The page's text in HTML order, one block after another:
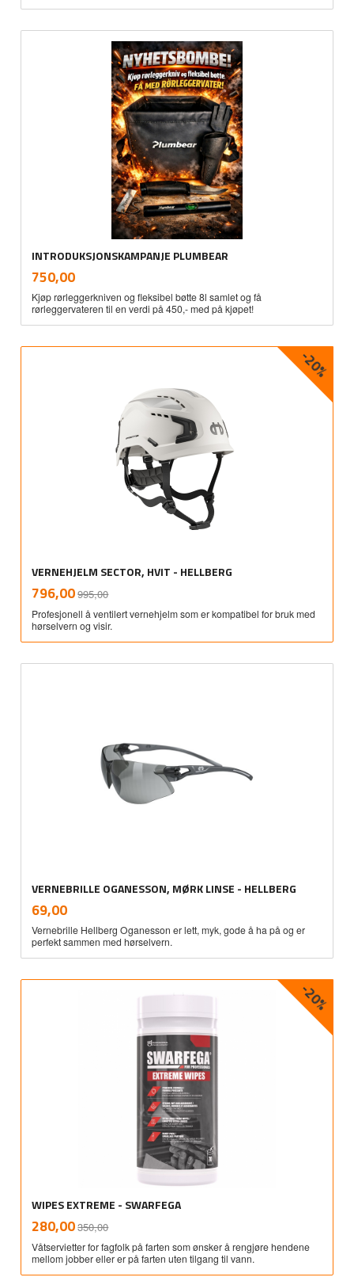
INTRODUKSJONSKAMPANJE PLUMBEAR
Pris
750,00mva.
Kjøp rørleggerkniven og fleksibel bøtte 8l samlet og få
rørleggervateren til en verdi på 450,- med på kjøpet!
VERNEHJELM SECTOR, HVIT - HELLBERG
Tilbud
796,00995,00
-20%
mva.
Profesjonell å ventilert vernehjelm som er kompatibel for bruk med
hørselvern og visir.
VERNEBRILLE OGANESSON, MØRK LINSE - HELLBERG
Pris
69,00mva.
Vernebrille Hellberg Oganesson er lett, myk, gode å ha på og er
perfekt sammen med hørselvern.
WIPES EXTREME - SWARFEGA
Tilbud
280,00350,00
-20%
mva.
Våtservietter for fagfolk på farten som ønsker å rengjøre hendene
mellom jobber eller er på farten uten tilgang til vann.